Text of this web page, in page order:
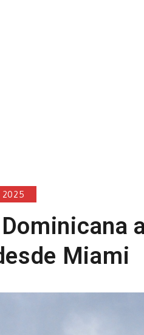
2025
Miami